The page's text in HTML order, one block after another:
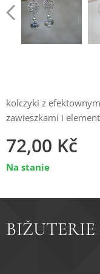
kolczyki z
zawieszkami i
72,00 Kč
Na stanie
BIŽUTERIE